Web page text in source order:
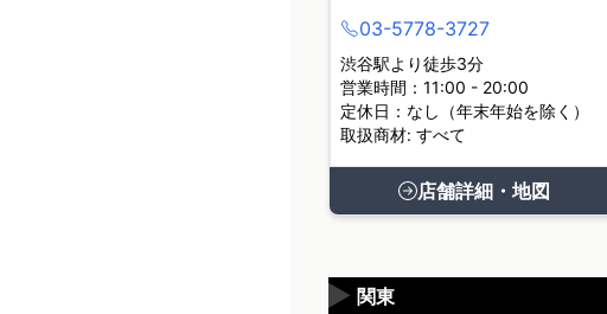
03-5778-3727
渋谷駅より徒歩3分
営業時間：11:00 - 20:00
定休日：なし（年末年始を除く）
取扱商材: すべて
店舗詳細・地図
関東
▶